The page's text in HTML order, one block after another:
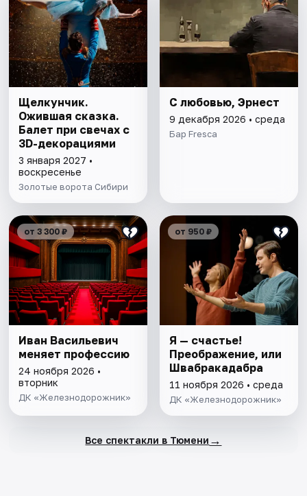
Щелкунчик.
Ожившая сказка.
Балет при свечах с
3D-декорациями
3 января 2027 •
воскресенье
Золотые ворота Сибири
С любовью, Эрнест
9 декабря 2026 • среда
Бар Fresca
от 3 300 ₽
Иван Васильевич
меняет профессию
24 ноября 2026 •
вторник
ДК «Железнодорожник»
от 950 ₽
Я — счастье!
Преображение, или
Швабракадабра
11 ноября 2026 • среда
ДК «Железнодорожник»
Все спектакли в Тюмени →